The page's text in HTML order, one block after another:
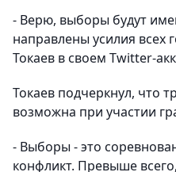
- Верю, выборы будут
направлены усилия всех
Токаев в своем Twitter-
Токаев подчеркнул, что
возможна при участии
- Выборы - это
конфликт. Превыше